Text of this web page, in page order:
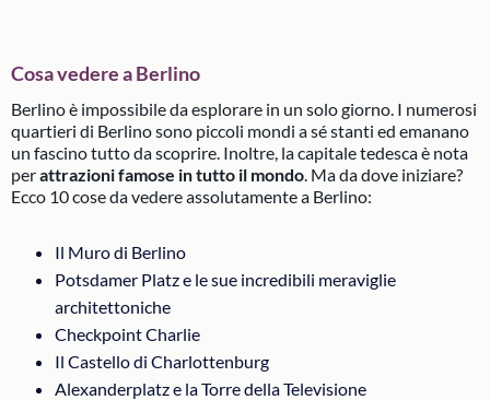
Cosa vedere a Berlino
Berlino è impossibile da esplorare in un solo giorno. I numerosi
quartieri di Berlino sono piccoli mondi a sé stanti ed emanano
un fascino tutto da scoprire. Inoltre, la capitale tedesca è nota
perattrazioni famose in tutto il mondo. Ma da dove iniziare?
Ecco 10 cose da vedere assolutamente a Berlino:
Il Muro di Berlino
Potsdamer Platz e le sue incredibili meraviglie
architettoniche
Checkpoint Charlie
Il Castello di Charlottenburg
Alexanderplatz e la Torre della Televisione